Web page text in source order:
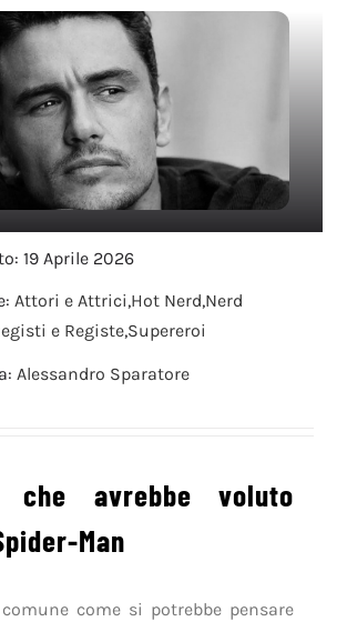
19 Aprile 2026
Attori e Attrici,Hot Nerd,Nerd
e Registe,Supereroi
Alessandro Sparatore
che avrebbe voluto
Man
come si potrebbe pensare